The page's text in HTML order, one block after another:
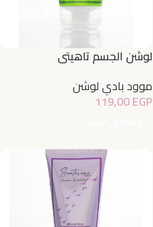
لوشن الجسم تاهيتي
موود بادي لوشن
119,00EGP